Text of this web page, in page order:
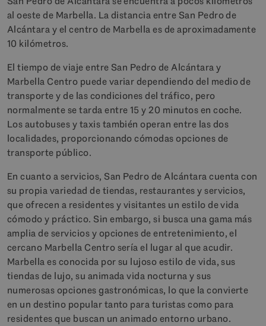
al oeste de Marbella. La distancia entre San Pedro de
Alcántara y el centro de Marbella es de aproximadamente
10 kilómetros.
El tiempo de viaje entre San Pedro de Alcántara y
Marbella Centro puede variar dependiendo del medio de
transporte y de las condiciones del tráfico, pero
normalmente se tarda entre 15 y 20 minutos en coche.
Los autobuses y taxis también operan entre las dos
localidades, proporcionando cómodas opciones de
transporte público.
En cuanto a servicios, San Pedro de Alcántara cuenta con
su propia variedad de tiendas, restaurantes y servicios,
que ofrecen a residentes y visitantes un estilo de vida
cómodo y práctico. Sin embargo, si busca una gama más
amplia de servicios y opciones de entretenimiento, el
cercano Marbella Centro sería el lugar al que acudir.
Marbella es conocida por su lujoso estilo de vida, sus
tiendas de lujo, su animada vida nocturna y sus
numerosas opciones gastronómicas, lo que la convierte
en un destino popular tanto para turistas como para
residentes que buscan un animado entorno urbano.